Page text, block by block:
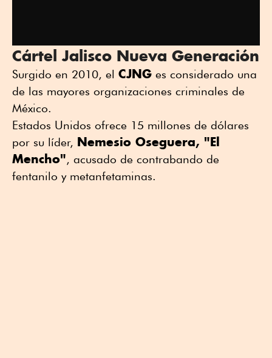
Cártel Jalisco Nueva Generación
Surgido en 2010, el CJNG es considerado una
de las mayores organizaciones criminales de
México.
Estados Unidos ofrece 15 millones de dólares
por su líder, Nemesio Oseguera, "El
Mencho", acusado de contrabando de
fentanilo y metanfetaminas.